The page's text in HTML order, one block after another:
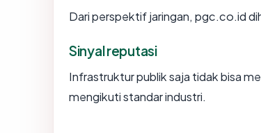
Dari perspektif jaringan, pgc.co.id
Sinyal reputasi
Infrastruktur publik saja tidak bisa
mengikuti standar industri.